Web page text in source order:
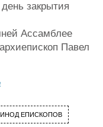
закрытия
Ассамблее
Павел
ЕПИСКОПОВ